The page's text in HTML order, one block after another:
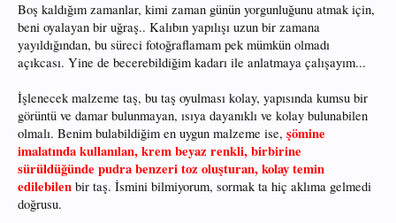
Boş kaldığım zamanlar, kimi zaman günün yorgunluğunu atmak için,
beni oyalayan bir uğraş.. Kalıbın yapılışı uzun bir zamana
yayıldığından, bu süreci fotoğraflamam pek mümkün olmadı
açıkcası. Yine de becerebildiğim kadarı ile anlatmaya çalışayım...
İşlenecek malzeme taş, bu taş oyulması kolay, yapısında kumsu bir
görüntü ve damar bulunmayan, ısıya dayanıklı ve kolay bulunabilen
olmalı. Benim bulabildiğim en uygun malzeme ise, şömine
imalatında kullanılan, krem beyaz renkli, birbirine
sürüldüğünde pudra benzeri toz oluşturan, kolay temin
edilebilen bir taş. İsmini bilmiyorum, sormak ta hiç aklıma gelmedi
doğrusu.